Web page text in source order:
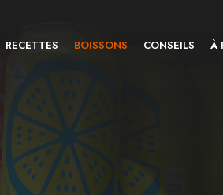
RECETTES BOISSONS CONSEILS À